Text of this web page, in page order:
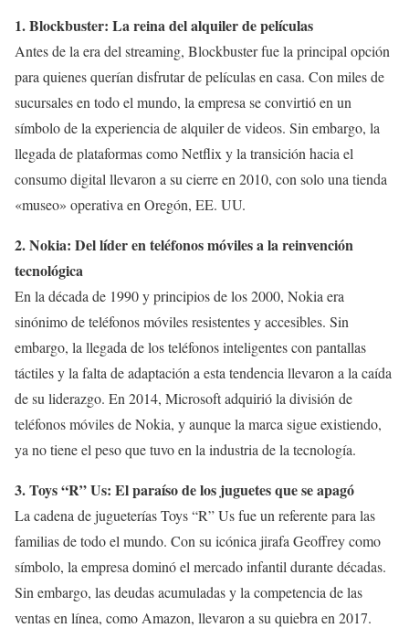
1. Blockbuster: La reina del alquiler de películas
Antes de la era del streaming, Blockbuster fue la principal opción
para quienes querían disfrutar de películas en casa. Con miles de
sucursales en todo el mundo, la empresa se convirtió en un
símbolo de la experiencia de alquiler de videos. Sin embargo, la
llegada de plataformas como Netflix y la transición hacia el
consumo digital llevaron a su cierre en 2010, con solo una tienda
«museo» operativa en Oregón, EE. UU.
2. Nokia: Del líder en teléfonos móviles a la reinvención
tecnológica
En la década de 1990 y principios de los 2000, Nokia era
sinónimo de teléfonos móviles resistentes y accesibles. Sin
embargo, la llegada de los teléfonos inteligentes con pantallas
táctiles y la falta de adaptación a esta tendencia llevaron a la caída
de su liderazgo. En 2014, Microsoft adquirió la división de
teléfonos móviles de Nokia, y aunque la marca sigue existiendo,
ya no tiene el peso que tuvo en la industria de la tecnología.
3. Toys “R” Us: El paraíso de los juguetes que se apagó
La cadena de jugueterías Toys “R” Us fue un referente para las
familias de todo el mundo. Con su icónica jirafa Geoffrey como
símbolo, la empresa dominó el mercado infantil durante décadas.
Sin embargo, las deudas acumuladas y la competencia de las
ventas en línea, como Amazon, llevaron a su quiebra en 2017.